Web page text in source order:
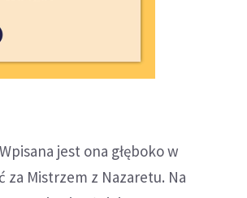
jest ona głęboko w
za Mistrzem z Nazaretu. Na